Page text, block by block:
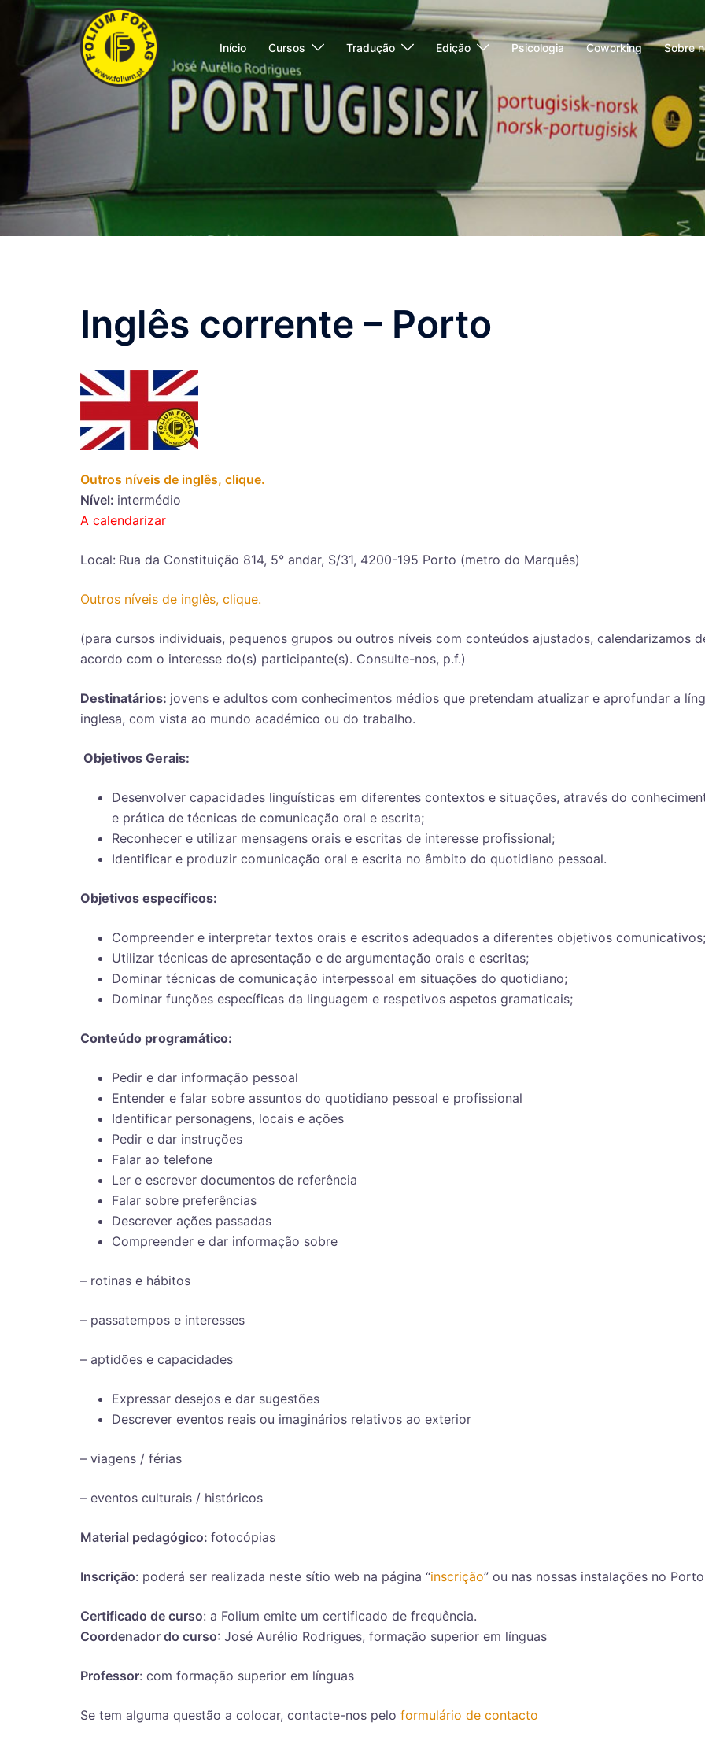
Saltar
para
conteúdo
Início Cursos Tradução Edição Psicologia Coworking Sobre
Inglês corrente – Porto
Outros níveis de inglês, clique.
Nível: intermédio
A calendarizar
Local: Rua da Constituição 814, 5° andar, S/31, 4200-195 Porto (metro do Marquês)
Outros níveis de inglês, clique.
(para cursos individuais, pequenos grupos ou outros níveis com conteúdos ajustados, calendarizamos
acordo com o interesse do(s) participante(s). Consulte-nos, p.f.)
Destinatários: jovens e adultos com conhecimentos médios que pretendam atualizar e aprofundar a
inglesa, com vista ao mundo académico ou do trabalho.
Objetivos Gerais:
Desenvolver capacidades linguísticas em diferentes contextos e situações, através do
e prática de técnicas de comunicação oral e escrita;
Reconhecer e utilizar mensagens orais e escritas de interesse profissional;
Identificar e produzir comunicação oral e escrita no âmbito do quotidiano pessoal.
Objetivos específicos:
Compreender e interpretar textos orais e escritos adequados a diferentes objetivos comunicativos;
Utilizar técnicas de apresentação e de argumentação orais e escritas;
Dominar técnicas de comunicação interpessoal em situações do quotidiano;
Dominar funções específicas da linguagem e respetivos aspetos gramaticais;
Conteúdo programático:
Pedir e dar informação pessoal
Entender e falar sobre assuntos do quotidiano pessoal e profissional
Identificar personagens, locais e ações
Pedir e dar instruções
Falar ao telefone
Ler e escrever documentos de referência
Falar sobre preferências
Descrever ações passadas
Compreender e dar informação sobre
– rotinas e hábitos
– passatempos e interesses
– aptidões e capacidades
Expressar desejos e dar sugestões
Descrever eventos reais ou imaginários relativos ao exterior
– viagens / férias
– eventos culturais / históricos
Material pedagógico: fotocópias
Inscrição: poderá ser realizada neste sítio web na página “inscrição” ou nas nossas instalações no
Certificado de curso: a Folium emite um certificado de frequência.
Coordenador do curso: José Aurélio Rodrigues, formação superior em línguas
Professor: com formação superior em línguas
Se tem alguma questão a colocar, contacte-nos pelo formulário de contacto